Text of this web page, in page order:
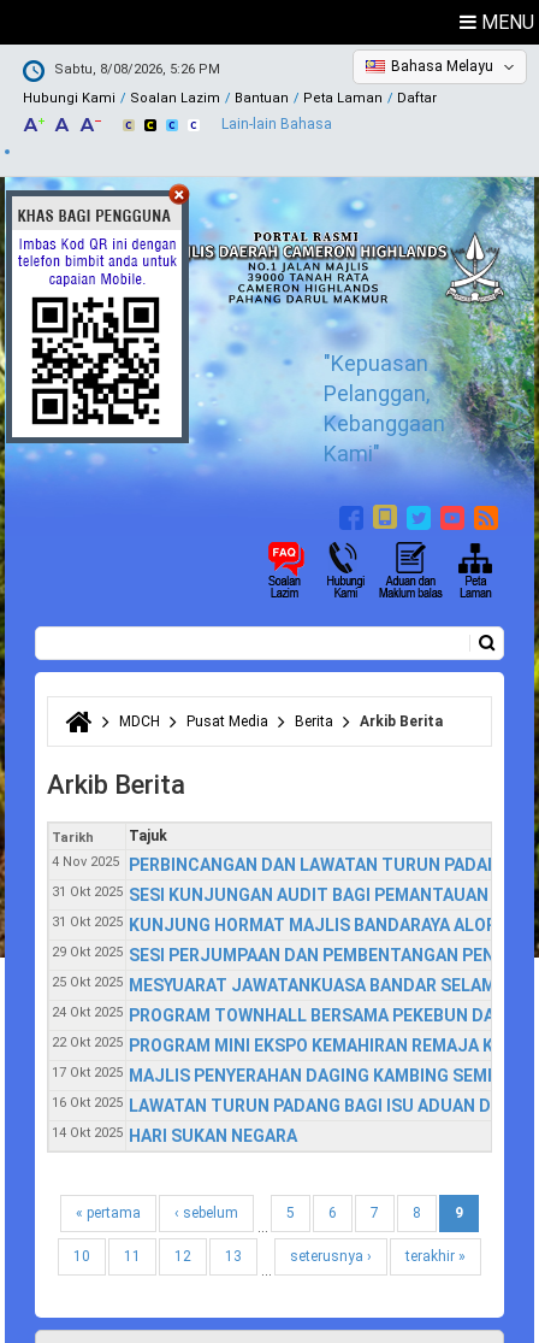
MENU
Sabtu, 8/08/2026, 5:26 PM
Hubungi Kami
Soalan Lazim Bantuan Peta Laman Daftar
Bahasa Melayu
Lain-lain Bahasa
"Kepuasan
Pelanggan,
Kebanggaan
Kami"
Borang carian
Anda di sini
MDCH Pusat Media Berita Arkib Berita
Arkib Berita
Tarikh Tajuk
4 Nov 2025 PERBINCANGAN DAN LAWATAN TURUN PADANG
31 Okt 2025 SESI KUNJUNGAN AUDIT BAGI PEMANTAUAN ISO
31 Okt 2025 KUNJUNG HORMAT MAJLIS BANDARAYA ALOR
29 Okt 2025 SESI PERJUMPAAN DAN PEMBENTANGAN
25 Okt 2025 MESYUARAT JAWATANKUASA BANDAR SELAMAT
24 Okt 2025 PROGRAM TOWNHALL BERSAMA PEKEBUN DAN
22 Okt 2025 PROGRAM MINI EKSPO KEMAHIRAN REMAJA
17 Okt 2025 MAJLIS PENYERAHAN DAGING KAMBING SEMPENA
16 Okt 2025 LAWATAN TURUN PADANG BAGI ISU ADUAN DAN
14 Okt 2025 HARI SUKAN NEGARA
« pertama
‹ sebelum
…
5 6 7 8 9
10 11 12
13
…
seterusnya › terakhir »